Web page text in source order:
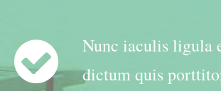
Nunc iaculis ligula
dictum quis